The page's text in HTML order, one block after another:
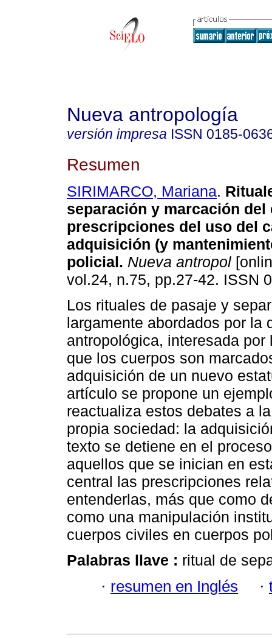
Nueva antropología
versión impresa ISSN 0185-
Resumen
SIRIMARCO, Mariana.
separación y marcación del
prescripciones del uso del
adquisición (y
policial. Nueva antropol
vol.24, n.75, pp.27-42. ISSN
Los rituales de pasaje y
largamente abordados por la
antropológica, interesada por
que los cuerpos son
adquisición de un nuevo
artículo se propone un
reactualiza estos debates a
propia sociedad: la
texto se detiene en el
aquellos que se inician en
central las prescripciones
entenderlas, más que como
como una manipulación
cuerpos civiles en cuerpos
Palabras llave : ritual de
· resumen en Inglés ·